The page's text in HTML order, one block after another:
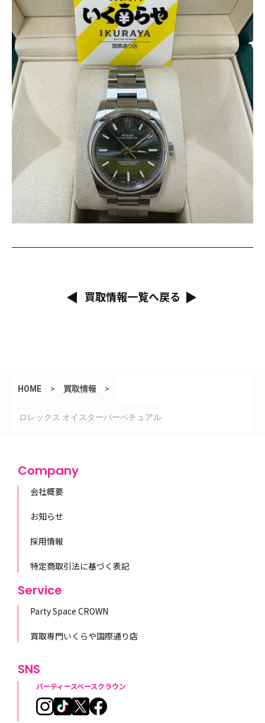
買取情報一覧へ戻る
HOME > 買取情報 >
ロレックス オイスターパーペチュアル
Company
会社概要
お知らせ
採用情報
特定商取引法に基づく表記
Service
Party Space CROWN
買取専門いくらや国際通り店
SNS
パーティースペースクラウン